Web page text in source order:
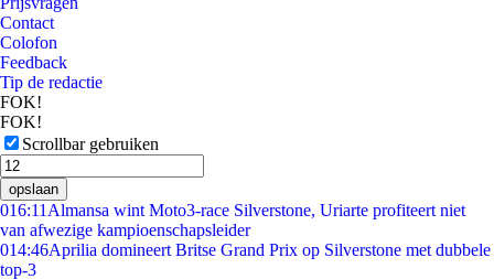
Contact
Colofon
Feedback
Tip de redactie
FOK!
FOK!
Scrollbar gebruiken
opslaan
016:11 Almansa wint Moto3-race Silverstone, Uriarte profiteert niet
van afwezige kampioenschapsleider
014:46Aprilia domineert Britse Grand Prix op Silverstone met dubbele
top-3